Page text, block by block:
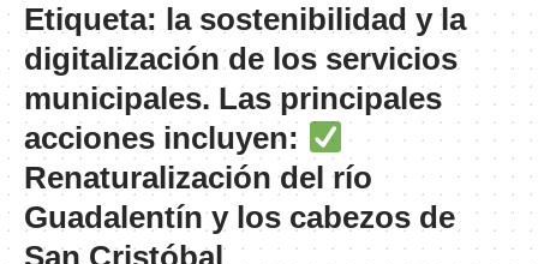
Etiqueta: la sostenibilidad y la
digitalización de los servicios
municipales. Las principales
acciones incluyen:
Renaturalización del río
Guadalentín y los cabezos de